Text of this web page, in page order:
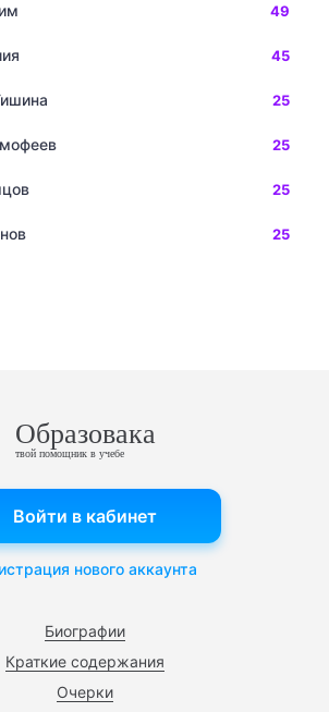
49
45
25
25
25
25
Образовака
твой помощник в учебе
Биографии
Краткие содержания
Очерки
Войти в кабинет
нового аккаунта